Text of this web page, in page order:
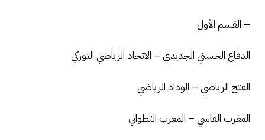
– القسم الأول
الدفاع الحسني الجديدي – الاتحاد الرياضي التوركي
الفتح الرياضي – الوداد الرياضي
المغرب الفاسي – المغرب التطواني